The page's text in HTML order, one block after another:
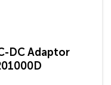
DC Adaptor